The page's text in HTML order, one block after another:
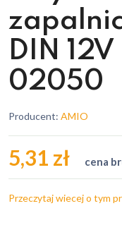
DIN
02050
Producent: AMIO
5,31 zł cena
Przeczytaj wiecej o tym